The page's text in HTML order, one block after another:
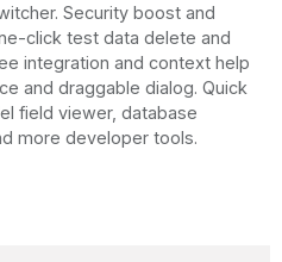
Security boost and
click test data delete and
integration and context help
and draggable dialog. Quick
field viewer, database
more developer tools.